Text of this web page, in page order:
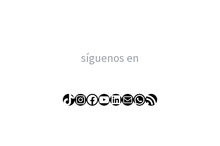
síguenos en
TikTok
Instagram
Facebook
YouTube
LinkedIn
Correo electrónico
WhatsApp
Feed RSS